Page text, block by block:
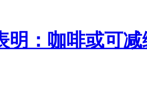
明：咖啡或可